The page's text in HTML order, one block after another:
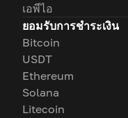
เอพีไอ
ยอมรับการชำระเงิน
Bitcoin
USDT
Ethereum
Solana
Litecoin